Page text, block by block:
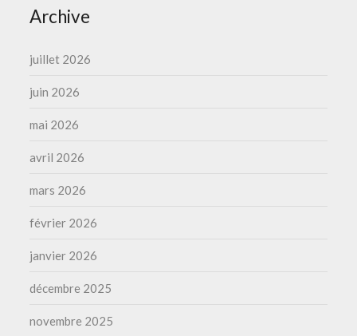
Archive
juillet 2026
juin 2026
mai 2026
avril 2026
mars 2026
février 2026
janvier 2026
décembre 2025
novembre 2025